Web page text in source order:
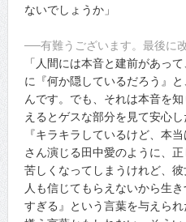
ないでしょうか」
──有難うございます。最後に
「人間には本音と建前があっ
に『何か隠しているだろう』
んです。でも、それは本音を
えるとゲスな部分を見て安心
『キラキラしているけど、本
さん演じる田中愛のように、
苦しくなってしまうけれど、
人も信じてもらえないから生
すぎる』という言葉を与えら